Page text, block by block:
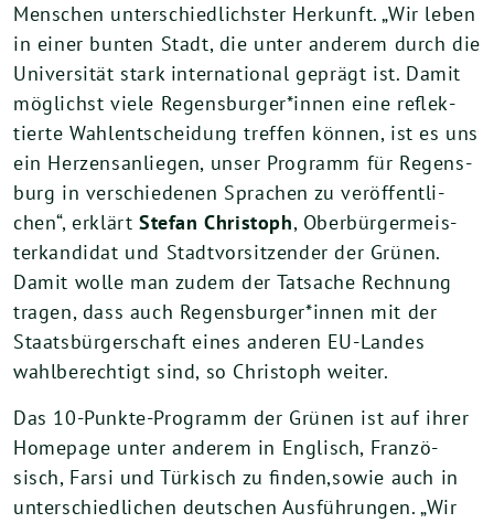
Men­schen unter­schied­lichs­ter Her­kunft. „Wir leben
in einer bun­ten Stadt, die unter ande­rem durch die
Uni­ver­si­tät stark inter­na­tio­nal geprägt ist. Damit
mög­lichst vie­le Regensburger*innen eine reflek­
tier­te Wahl­ent­schei­dung tref­fen kön­nen, ist es uns
ein Her­zens­an­lie­gen, unser Pro­gramm für Regens­
burg in ver­schie­de­nen Spra­chen zu ver­öf­fent­li­
chen“, erklärt Ste­fan Chris­toph, Ober­bür­ger­meis­
ter­kan­di­dat und Stadt­vor­sit­zen­der der Grü­nen.
Damit wol­le man zudem der Tat­sa­che Rech­nung
tra­gen, dass auch Regensburger*innen mit der
Staats­bür­ger­schaft eines ande­ren EU-Lan­des
wahl­be­rech­tigt sind, so Chris­toph weiter.
Das 10-Punk­te-Pro­gramm der Grü­nen ist auf ihrer
Home­page unter ande­rem in Eng­lisch, Fran­zö­
sisch, Far­si und Tür­kisch zu finden,sowie auch in
unter­schied­li­chen deut­schen Aus­füh­run­gen. „Wir